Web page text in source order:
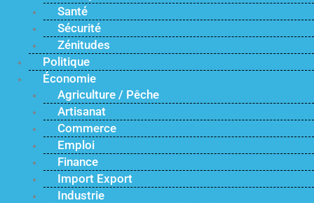
Santé
Sécurité
Zénitudes
Politique
Économie
Agriculture / Pêche
Artisanat
Commerce
Emploi
Finance
Import Export
Industrie